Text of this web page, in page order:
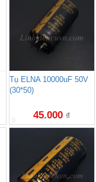
Tụ ELNA 10000uF 50V
(30*50)
45.000 ₫
0